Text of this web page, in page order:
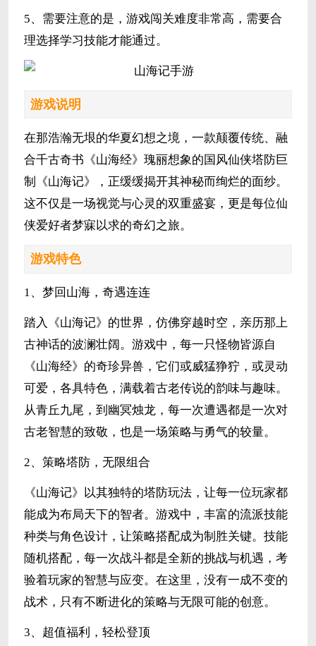
5、需要注意的是，游戏闯关难度非常高，需要合
理选择学习技能才能通过。
游戏说明
在那浩瀚无垠的华夏幻想之境，一款颠覆传统、融
合千古奇书《山海经》瑰丽想象的国风仙侠塔防巨
制《山海记》，正缓缓揭开其神秘而绚烂的面纱。
这不仅是一场视觉与心灵的双重盛宴，更是每位仙
侠爱好者梦寐以求的奇幻之旅。
游戏特色
1、梦回山海，奇遇连连
踏入《山海记》的世界，仿佛穿越时空，亲历那上
古神话的波澜壮阔。游戏中，每一只怪物皆源自
《山海经》的奇珍异兽，它们或威猛狰狞，或灵动
可爱，各具特色，满载着古老传说的韵味与趣味。
从青丘九尾，到幽冥烛龙，每一次遭遇都是一次对
古老智慧的致敬，也是一场策略与勇气的较量。
2、策略塔防，无限组合
《山海记》以其独特的塔防玩法，让每一位玩家都
能成为布局天下的智者。游戏中，丰富的流派技能
种类与角色设计，让策略搭配成为制胜关键。技能
随机搭配，每一次战斗都是全新的挑战与机遇，考
验着玩家的智慧与应变。在这里，没有一成不变的
战术，只有不断进化的策略与无限可能的创意。
3、超值福利，轻松登顶